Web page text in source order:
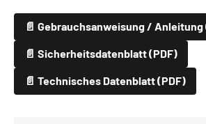
📄 Gebrauchsanweisung / Anleitung
📄 Sicherheitsdatenblatt (PDF)
📄 Technisches Datenblatt (PDF)